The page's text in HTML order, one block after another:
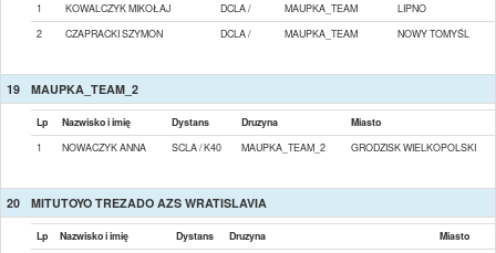
1
KOWALCZYK MIKOŁAJ DCLA / MAUPKA_TEAM
LIPNO
2
CZAPRACKI SZYMON DCLA / MAUPKA_TEAM NOWY TOMYŚL
19 MAUPKA_TEAM_2
Lp Nazwisko i imię Dystans Druzyna
Miasto
1
NOWACZYK ANNA SCLA / K40 MAUPKA_TEAM_2 GRODZISK WIELKOPOLSKI
20 MITUTOYO TREZADO AZS WRATISLAVIA
Lp Nazwisko i imię Dystans Druzyna
Miasto